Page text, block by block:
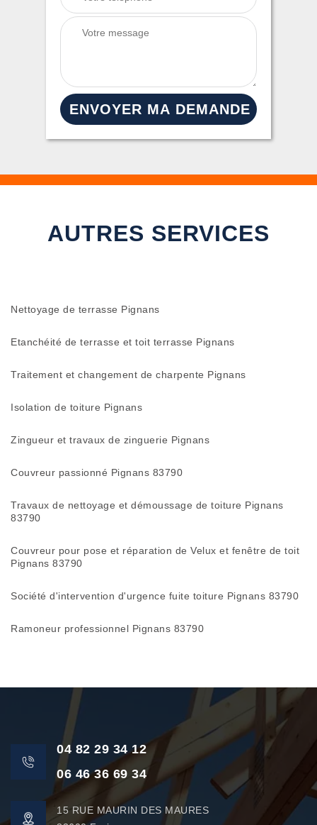
AUTRES SERVICES
Nettoyage de terrasse Pignans
Etanchéité de terrasse et toit terrasse Pignans
Traitement et changement de charpente Pignans
Isolation de toiture Pignans
Zingueur et travaux de zinguerie Pignans
Couvreur passionné Pignans 83790
Travaux de nettoyage et démoussage de toiture Pignans
83790
Couvreur pour pose et réparation de Velux et fenêtre de toit
Pignans 83790
Société d'intervention d'urgence fuite toiture Pignans 83790
Ramoneur professionnel Pignans 83790
04 82 29 34 12
06 46 36 69 34
15 RUE MAURIN DES MAURES